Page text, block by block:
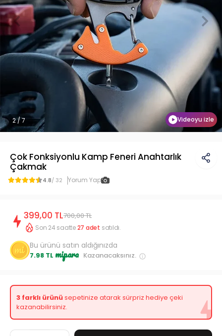
2 / 7 Videoyu izle
Çok Fonksiyonlu Kamp Feneri Anahtarlık
Çakmak
4.8/ 32 Yorum Yap
399,00 TL700,00 TL
Son 24 saatte27 adet satıldı.
Bu ürünü satın aldığınızda
7.98 TL mipara Kazanacaksınız.
3 farklı ürünüsepetinize atarak sürpriz hediye çeki
kazanabilirsiniz.